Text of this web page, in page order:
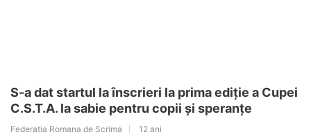
S-a dat startul la înscrieri la prima ediție a Cupei
C.S.T.A. la sabie pentru copii și speranțe
Federatia Romana de Scrima 12 ani